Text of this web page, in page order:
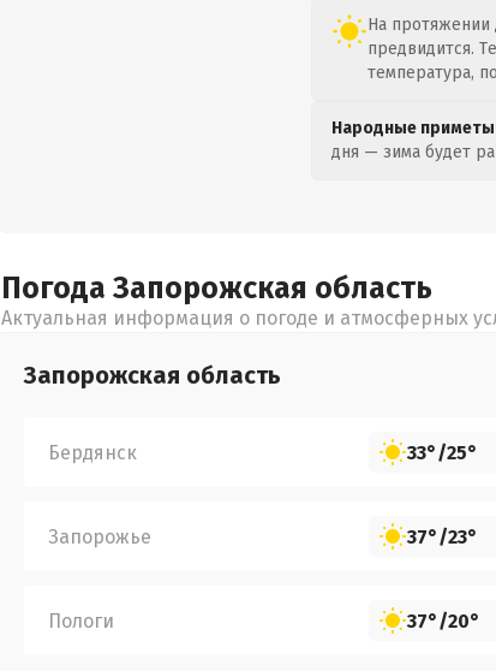
На протяжении
предвидится.
температура,
Народные
дня — зима будет
Погода Запорожская область
Актуальная информация о погоде и атмосферных
Запорожская область
Бердянск 33°/25°
Запорожье 37°/23°
Пологи 37°/20°